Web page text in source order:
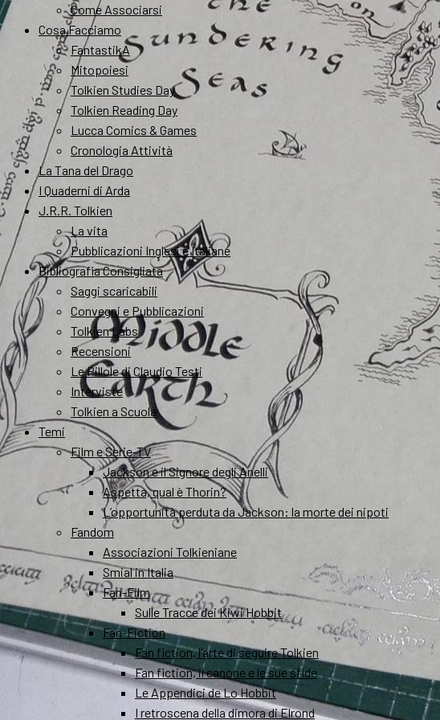
Come Associarsi
Cosa Facciamo
FantastikA
Mitopoiesi
Tolkien Studies Day
Tolkien Reading Day
Lucca Comics & Games
Cronologia Attività
La Tana del Drago
I Quaderni di Arda
J.R.R. Tolkien
La vita
Pubblicazioni Inglesi e Italiane
Bibliografia Consigliata
Saggi scaricabili
Convegni e Pubblicazioni
Tolkien Labs
Recensioni
Le Pillole di Claudio Testi
Interviste
Tolkien a Scuola
Temi
Film e Serie-TV
Jackson e il Signore degli Anelli
Aspetta, qual è Thorin?
L’opportunità perduta da Jackson: la morte dei nipoti
Fandom
Associazioni Tolkieniane
Smial in Italia
Fan-Film
Sulle Tracce dei Kiwi Hobbit
Fan-Fiction
Fan fiction, l’arte di seguire Tolkien
Fan fiction, il canone e le sue sfide
Le Appendici de Lo Hobbit
I retroscena della dimora di Elrond